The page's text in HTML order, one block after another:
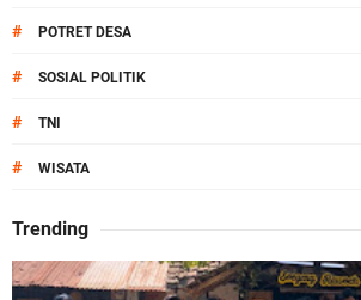
# POTRET DESA
# SOSIAL POLITIK
# TNI
# WISATA
Trending